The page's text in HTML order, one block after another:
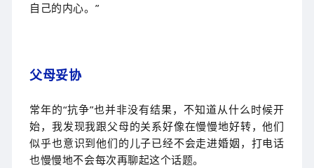
自己的内心。”
父母妥协
常年的“抗争”也并非没有结果，不知道从什么时候开
始，我发现我跟父母的关系好像在慢慢地好转，他们
似乎也意识到他们的儿子已经不会走进婚姻，打电话
也慢慢地不会每次再聊起这个话题。